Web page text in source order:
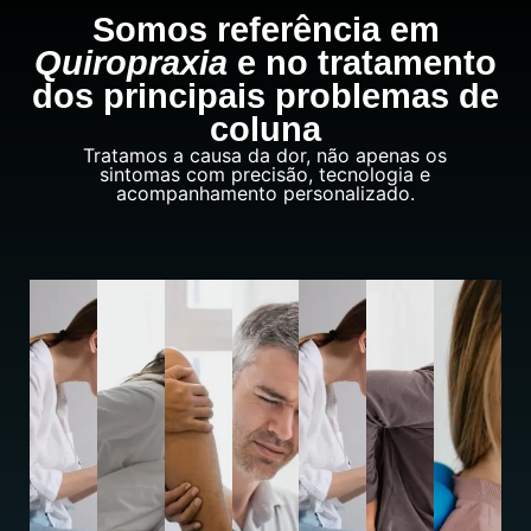
Somos referência em
Quiropraxia e no tratamento
dos principais problemas de
coluna
Tratamos a causa da dor, não apenas os
sintomas com precisão, tecnologia e
acompanhamento personalizado.